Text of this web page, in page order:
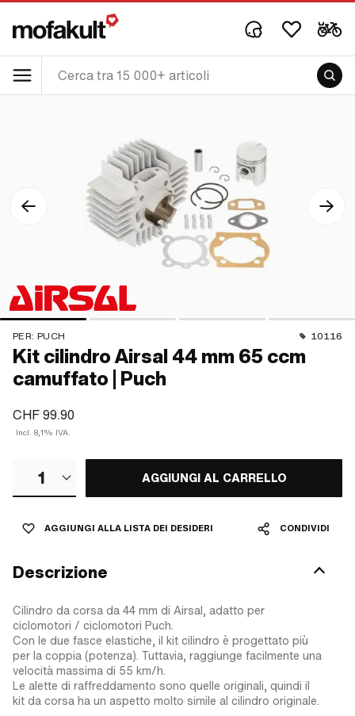
PER: PUCH 10116
Kit cilindro Airsal 44 mm 65 ccm
camuffato | Puch
CHF 99.90
Incl. 8,1% IVA.
1 AGGIUNGI AL CARRELLO
AGGIUNGI ALLA LISTA DEI DESIDERI CONDIVIDI
Descrizione
Cilindro da corsa da 44 mm di Airsal, adatto per
ciclomotori / ciclomotori Puch.
Con le due fasce elastiche, il kit cilindro è progettato più
per la coppia (potenza). Tuttavia, raggiunge facilmente una
velocità massima di 55 km/h.
Le alette di raffreddamento sono quelle originali, quindi il
kit da corsa ha un aspetto molto simile al cilindro originale.